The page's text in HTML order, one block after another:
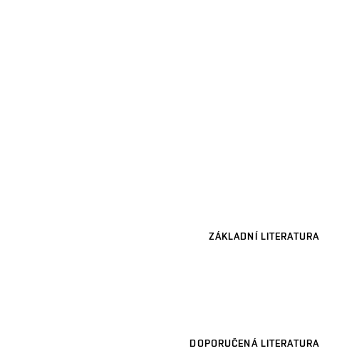
ZÁKLADNÍ LITERATURA
DOPORUČENÁ LITERATURA